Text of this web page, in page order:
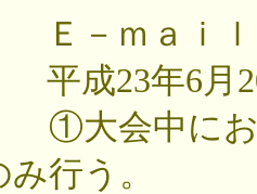
ｉｌ：
23年6月20
会中におけ
み行う。